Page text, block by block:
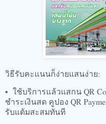
วิธีรับคะแนนก็ง่ายแสนง่าย:
• ใช้บริการแล้วแสกน QR
ชำระเงินสด คูปอง QR
รับแต้มสะสมทันที